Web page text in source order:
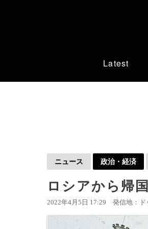
Latest
ニュース 政治・経済
ロシアから帰
2022年4月5日 17:29 発信地：ド